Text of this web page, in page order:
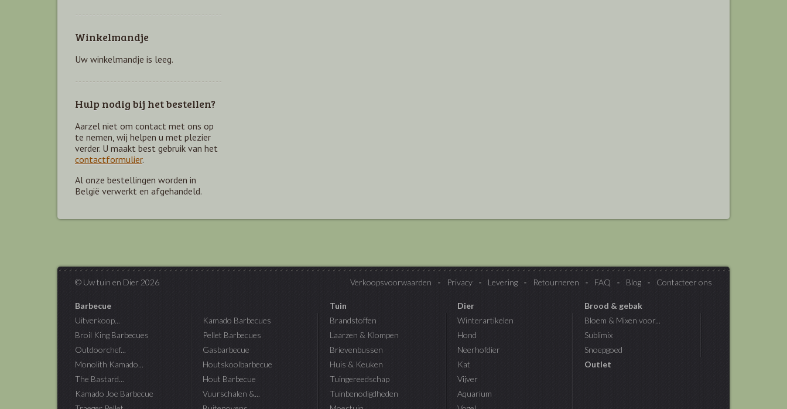
Winkelmandje
Uw winkelmandje is leeg.
Hulp nodig bij het bestellen?
Aarzel niet om contact met ons op
te nemen, wij helpen u met plezier
verder. U maakt best gebruik van het
contactformulier.
Al onze bestellingen worden in
België verwerkt en afgehandeld.
© Uw tuin en Dier 2026 Verkoopsvoorwaarden Privacy Levering Retourneren FAQ Blog Contacteer ons
Barbecue
Uitverkoop...
Broil King Barbecues
Outdoorchef...
Monolith Kamado...
The Bastard...
Kamado Joe Barbecue
Kamado Barbecues
Pellet Barbecues
Gasbarbecue
Houtskoolbarbecue
Hout Barbecue
Vuurschalen &...
Tuin
Brandstoffen
Laarzen & Klompen
Brievenbussen
Huis & Keuken
Tuingereedschap
Tuinbenodigdheden
Dier
Winterartikelen
Hond
Neerhofdier
Kat
Vijver
Aquarium
Brood & gebak
Bloem & Mixen voor...
Sublimix
Snoepgoed
Outlet